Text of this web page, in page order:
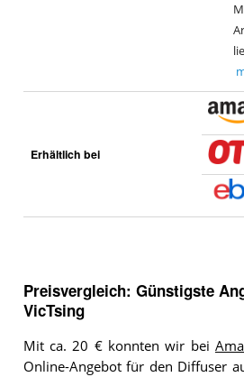
Erhältlich bei
Preisvergleich: Günstigste
VicTsing
Mit ca. 20 € konnten wir bei
Online-Angebot für den Diffuser